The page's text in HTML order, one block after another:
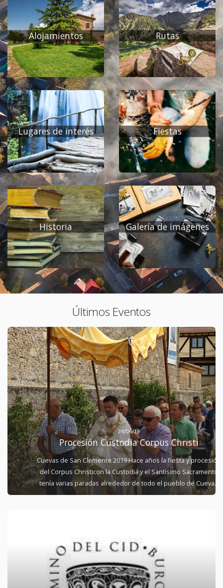
Alojamientos Rutas
Lugares de interés Fiestas
Historia Galería de imágenes
Últimos Eventos
24/06/19
Procesión Custodia Corpus Christi
Cuevas de San Clemente 2019 Hace años la fiesta y procesión
del Corpus Christicon la Custodia y el Santísimo Sacramento
tenía varias paradas alrededor de todo el pueblo de Cuevas
de SanClementedesde la Iglesiade San Miguel Arcángel y hoy